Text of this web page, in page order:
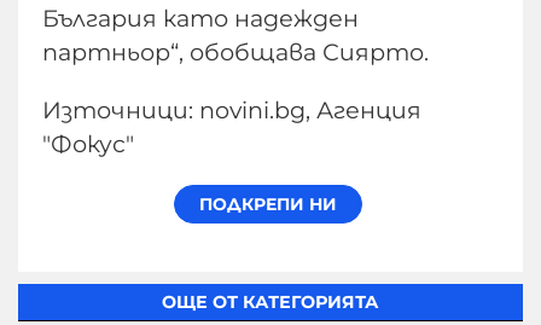
България като надежден
партньор“, обобщава Сиярто.
Източници: novini.bg, Агенция
"Фокус"
ОЩЕ ОТ КАТЕГОРИЯТА